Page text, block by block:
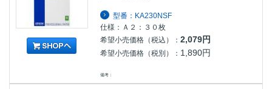
型番：KA230NSF
仕様：Ａ２：３０枚
希望小売価格（税込）： 2,079円
希望小売価格（税別）： 1,890円
備考：